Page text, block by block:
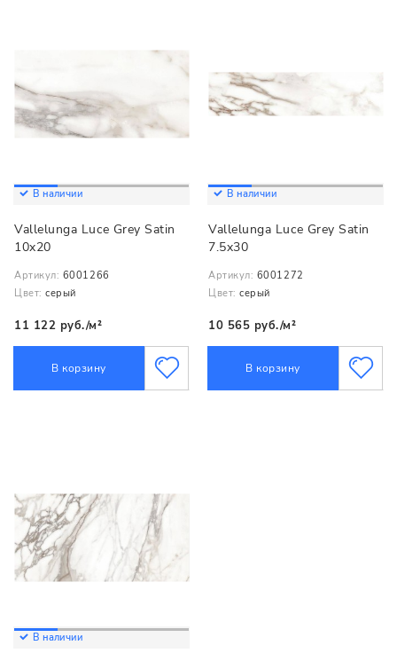
В наличии
Vallelunga Luce Grey Satin
10x20
Артикул: 6001266
Цвет: серый
11 122 руб./м²
В корзину
В наличии
Vallelunga Luce Grey Satin
7.5x30
Артикул: 6001272
Цвет: серый
10 565 руб./м²
В корзину
В наличии